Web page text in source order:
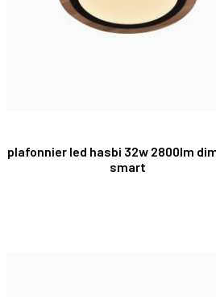
plafonnier led hasbi 32w 2800lm
smart